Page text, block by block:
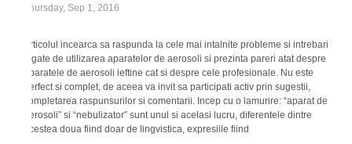
Thursday, Sep 1, 2016
Articolul incearca sa raspunda la cele mai intalnite probleme si intrebari
legate de utilizarea aparatelor de aerosoli si prezinta pareri atat despre
aparatele de aerosoli ieftine cat si despre cele profesionale. Nu este
perfect si complet, de aceea va invit sa participati activ prin sugestii,
completarea raspunsurilor si comentarii. Incep cu o lamurire: “aparat de
aerosoli” si “nebulizator” sunt unul si acelasi lucru, diferentele dintre
acestea doua fiind doar de lingvistica, expresiile fiind